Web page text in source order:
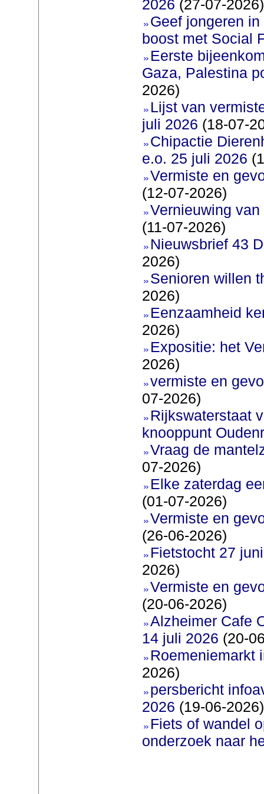
2026 (27-07-2026)
Geef jongeren
boost met Social
Eerste
Gaza, Palestina
2026)
Lijst van
juli 2026 (18-07-
Chipactie
e.o. 25 juli 2026
Vermiste en
(12-07-2026)
Vernieuwing
(11-07-2026)
Nieuwsbrief 43
2026)
Senioren willen
2026)
Eenzaamheid
2026)
Expositie: het
2026)
vermiste en
07-2026)
Rijkswaterstaat
knooppunt
Vraag de
07-2026)
Elke zaterdag
(01-07-2026)
Vermiste en
(26-06-2026)
Fietstocht 27
2026)
Vermiste en
(20-06-2026)
Alzheimer Cafe
14 juli 2026 (20-
Roemeniemarkt
2026)
persbericht
2026 (19-06-2026)
Fiets of wandel
onderzoek naar